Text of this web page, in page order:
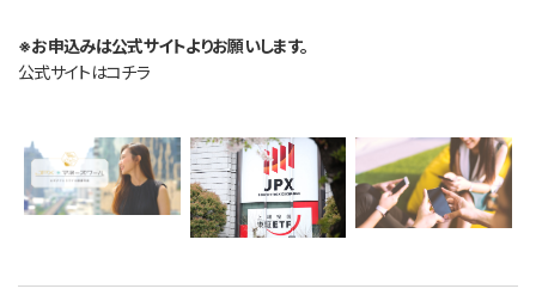
※お申込みは公式サイトよりお願いします。
公式サイトはコチラ